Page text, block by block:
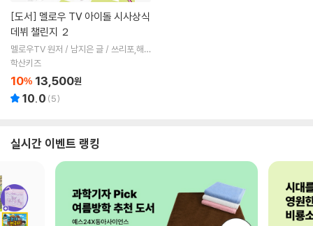
[도서]
데뷔 챌린지 ２
멜로우TV 원저 / 남지은 글 / 쓰리포,해얌
그림 / 표수현 감수
학산키즈
10% 13,500원
10.0 (5)
실시간 이벤트 랭킹